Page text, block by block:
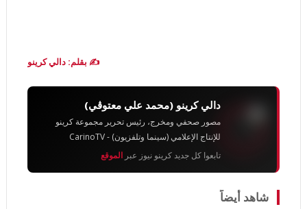
✍️ بقلم: دالي كرينو
دالي كرينو (محمد علي معتوڨي)
مصور صحفي ومخرج، رئيس تحرير مجموعة كرينو
للإنتاج الإعلامي (سينما وتلفزيون) - CarinoTV
تابعوا كل جديد كرينو نيوز عبر الموقع
شاهد أيضاً